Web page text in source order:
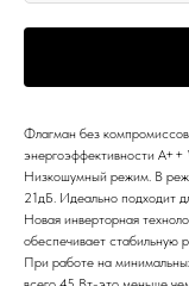
Флагман без
энергоэффективности А++
Низкошумный режим. В
21дБ. Идеально подходит
Новая инверторная
обеспечивает стабильную
При работе на